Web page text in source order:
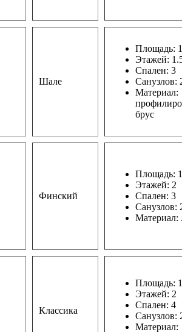
Шале
Площадь:
Этажей:
Спален: 3
Санузлов:
Материал:
брус
Финский
Площадь:
Этажей: 2
Спален: 3
Санузлов:
Материал:
Классика
Площадь:
Этажей: 2
Спален: 4
Санузлов:
Материал: